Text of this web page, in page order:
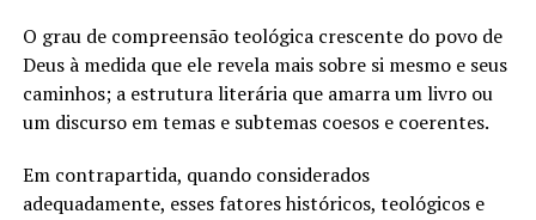
O grau de compreensão teológica crescente do povo de
Deus à medida que ele revela mais sobre si mesmo e seus
caminhos; a estrutura literária que amarra um livro ou
um discurso em temas e subtemas coesos e coerentes.
Em contrapartida, quando considerados
adequadamente, esses fatores históricos, teológicos e